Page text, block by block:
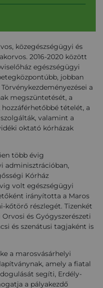
közegészségügyi és
2016-2020 között
egészségügyi
jobban
a
megszüntetését, a
tételét, a
valamint a
oktató kórházak
több évig
adminisztrációban,
Kórház
volt egészségügyi
irányította a Maros
kőtörő részlegét. Tizenkét
és Gyógyszerészeti
és szenátusi tagjaként is
a marosvásárhelyi
amely a fiatal
segíti, Erdély-
a pályakezdő